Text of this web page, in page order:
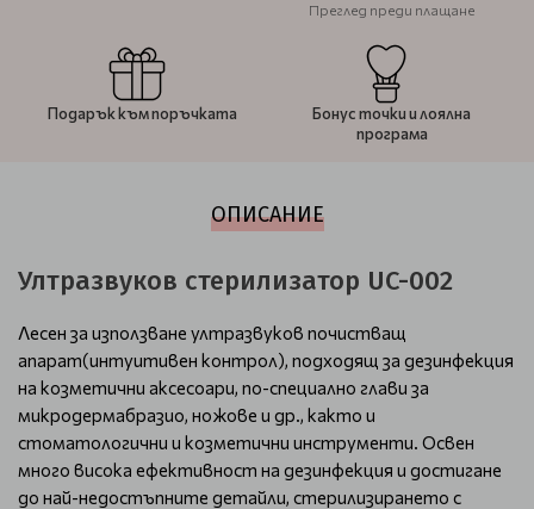
Преглед преди плащане
Подарък към поръчката
Бонус точки и лоялна
програма
ОПИСАНИЕ
Ултразвуков стерилизатор UC-002
Лесен за използване ултразвуков почистващ
апарат(интуитивен контрол), подходящ за дезинфекция
на козметични аксесоари, по-специално глави за
микродермабразио, ножове и др., както и
стоматологични и козметични инструменти. Освен
много висока ефективност на дезинфекция и достигане
до най-недостъпните детайли, стерилизирането с